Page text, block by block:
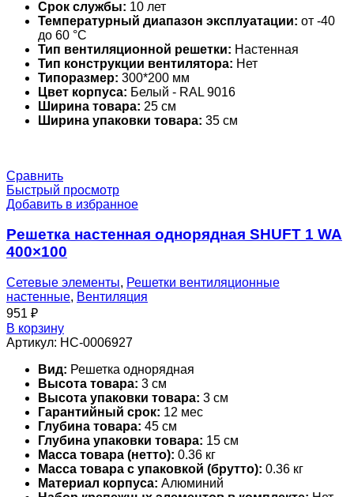
Срок службы: 10 лет
Температурный диапазон эксплуатации: от -40
до 60 °С
Тип вентиляционной решетки: Настенная
Тип конструкции вентилятора: Нет
Типоразмер: 300*200 мм
Цвет корпуса: Белый - RAL 9016
Ширина товара: 25 см
Ширина упаковки товара: 35 см
Сравнить
Быстрый просмотр
Добавить в избранное
Решетка настенная однорядная SHUFT 1 WA
400×100
Сетевые элементы, Решетки вентиляционные
настенные, Вентиляция
951 ₽
В корзину
Артикул: НС-0006927
Вид: Решетка однорядная
Высота товара: 3 см
Высота упаковки товара: 3 см
Гарантийный срок: 12 мес
Глубина товара: 45 см
Глубина упаковки товара: 15 см
Масса товара (нетто): 0.36 кг
Масса товара с упаковкой (брутто): 0.36 кг
Материал корпуса: Алюминий